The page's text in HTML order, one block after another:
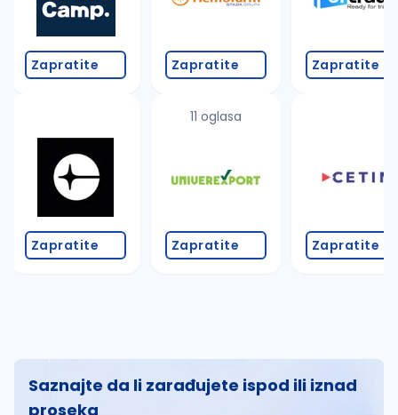
proverite pravopisne greške (koristite č, ć, š, đ,
povećajte radijus za odabrani grad
promenite odabrane filtere pretrage
Zapratite
Zapratite
Zapratite
11 oglasa
Zapratite
Zapratite
Zapratite
Saznajte da li zarađujete ispod ili iznad
proseka